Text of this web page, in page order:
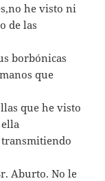
he visto ni
de las
borbónicas
que
que he visto
Aburto. No le